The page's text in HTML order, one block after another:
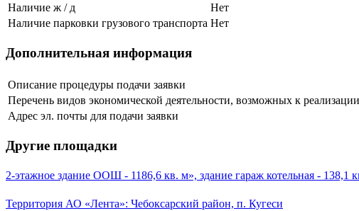
Наличие ж / д
Нет
Наличие парковки грузового транспорта Нет
Дополнительная информация
Описание процедуры подачи заявки
Перечень видов экономической деятельности, возможных к
Адрес эл. почты для подачи заявки
Другие площадки
2-этажное здание ООШ - 1186,6 кв. м», здание гараж котельная -
Территория АО «Лента»: Чебоксарский район, п. Кугеси